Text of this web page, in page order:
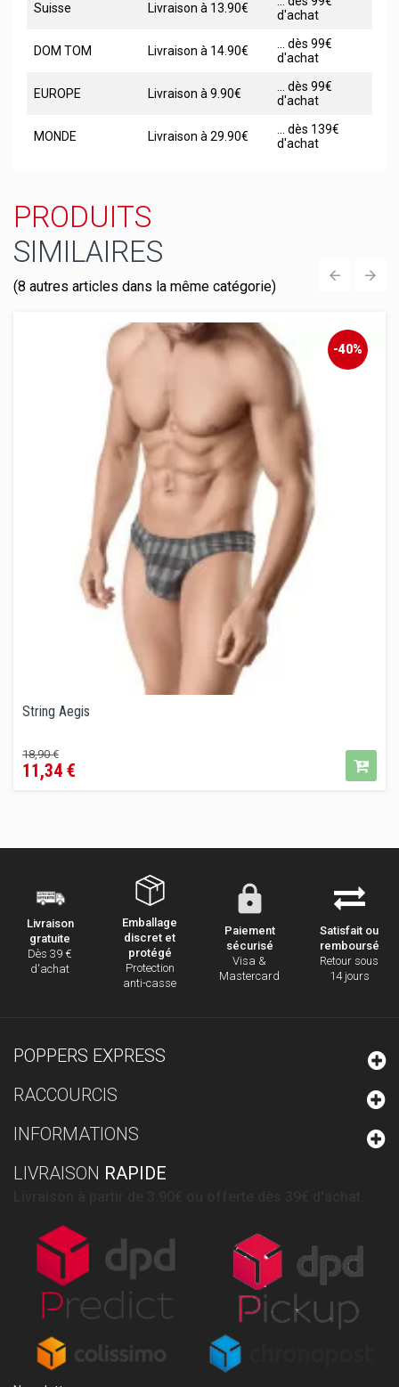
Suisse Livraison à 13.90€
d'achat
DOM TOM Livraison à 14.90€
... dès 99€
d'achat
EUROPE Livraison à 9.90€
... dès 99€
d'achat
MONDE Livraison à 29.90€
... dès 139€
d'achat
PRODUITS
SIMILAIRES
(8 autres articles dans la même catégorie)
-40%
String Aegis
Prix
de
18,90 €Prix
11,34 €
Livraison
gratuite
Dès 39 €
d'achat
Emballage
discret et
protégé
Protection
anti-casse
Paiement
sécurisé
Visa &
Mastercard
Satisfait ou
remboursé
Retour sous
14 jours
POPPERS EXPRESS
RACCOURCIS
INFORMATIONS
LIVRAISON RAPIDE